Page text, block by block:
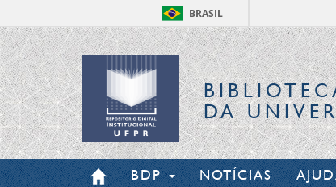
BRASIL
DA
BDP NOTÍCIAS